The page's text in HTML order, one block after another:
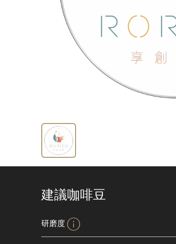
建議咖啡豆
研磨度